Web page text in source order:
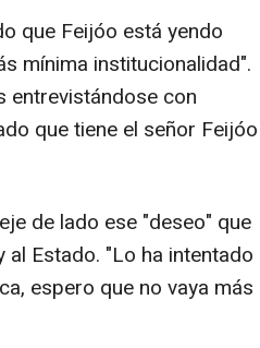
que Feijóo está yendo
mínima institucionalidad".
entrevistándose con
que tiene el señor Feijóo
de lado ese "deseo" que
Estado. "Lo ha intentado
espero que no vaya más